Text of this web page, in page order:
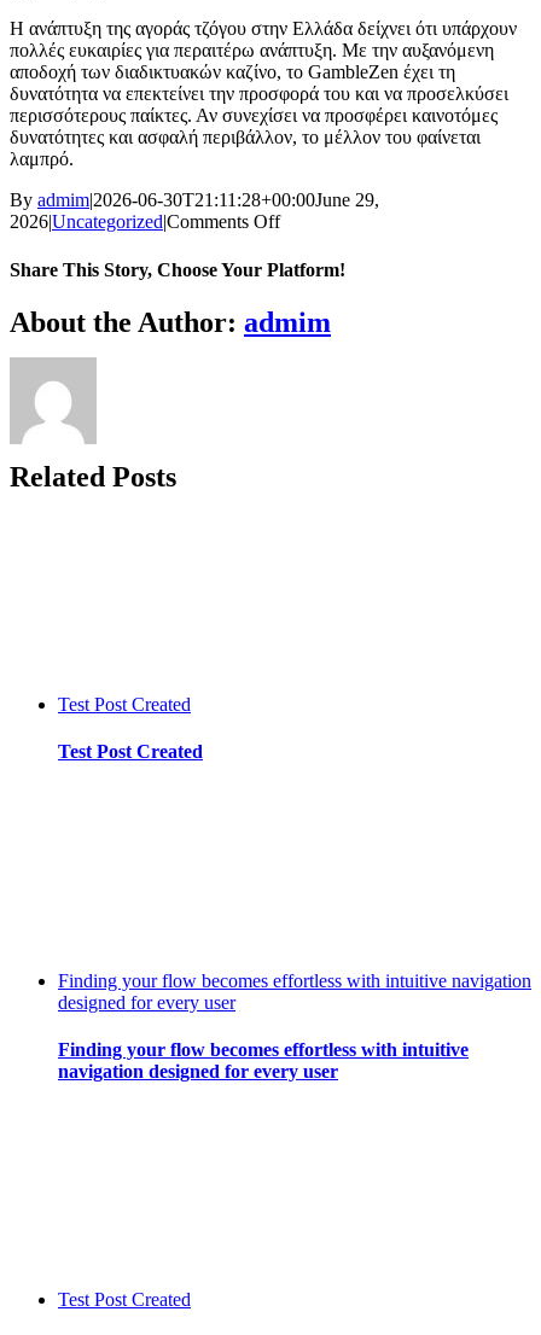
Η ανάπτυξη της αγοράς τζόγου στην Ελλάδα δείχνει ότι υπάρχουν
πολλές ευκαιρίες για περαιτέρω ανάπτυξη. Με την αυξανόμενη
αποδοχή των διαδικτυακών καζίνο, το GambleZen έχει τη
δυνατότητα να επεκτείνει την προσφορά του και να προσελκύσει
περισσότερους παίκτες. Αν συνεχίσει να προσφέρει καινοτόμες
δυνατότητες και ασφαλή περιβάλλον, το μέλλον του φαίνεται
λαμπρό.
By admim|2026-06-30T21:11:28+00:00June 29,
2026|Uncategorized|Comments Offon
δυνατότητες
παρέχει
το
Share This Story, Choose Your Platform!
Facebook
Twitter
Reddit
LinkedIn
WhatsApp
Telegram
Tumblr
Pinterest
Vk
Xing
Email
About the Author: admim
Related Posts
Test Post Created
Test Post Created
Finding your flow becomes effortless with intuitive navigation
designed for every user
Finding your flow becomes effortless with intuitive
navigation designed for every user
Test Post Created